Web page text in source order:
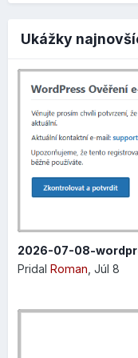
okamžité
môžete farby
museli
Ukážky
2026-07-08-
Pridal Roman Júl 8